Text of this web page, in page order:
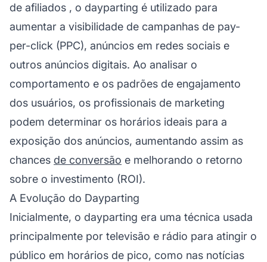
de afiliados , o dayparting é utilizado para
aumentar a visibilidade de campanhas de pay-
per-click (PPC), anúncios em redes sociais e
outros anúncios digitais. Ao analisar o
comportamento e os padrões de engajamento
dos usuários, os profissionais de marketing
podem determinar os horários ideais para a
exposição dos anúncios, aumentando assim as
chances de conversão e melhorando o retorno
sobre o investimento (ROI).
A Evolução do Dayparting
Inicialmente, o dayparting era uma técnica usada
principalmente por televisão e rádio para atingir o
público em horários de pico, como nas notícias